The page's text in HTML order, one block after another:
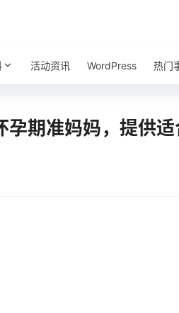
活动资讯 WordPress 热门
孕期准妈妈，提供